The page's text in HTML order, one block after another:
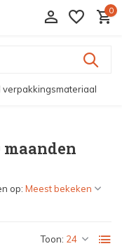
0
Toon:
op: